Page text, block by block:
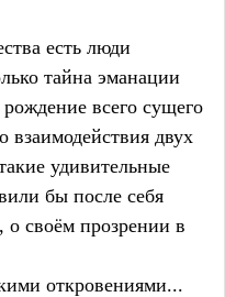
есть люди
тайна эманации
всего сущего
взаимодействия двух
удивительные
бы после себя
о своём прозрении в
откровениями...